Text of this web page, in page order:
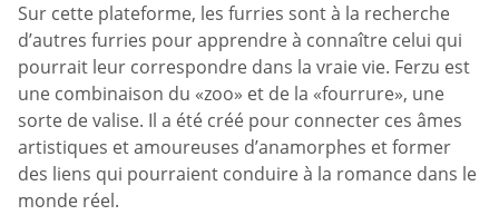
Sur cette plateforme, les furries sont à la recherche
d’autres furries pour apprendre à connaître celui qui
pourrait leur correspondre dans la vraie vie. Ferzu est
une combinaison du «zoo» et de la «fourrure», une
sorte de valise. Il a été créé pour connecter ces âmes
artistiques et amoureuses d’anamorphes et former
des liens qui pourraient conduire à la romance dans le
monde réel.